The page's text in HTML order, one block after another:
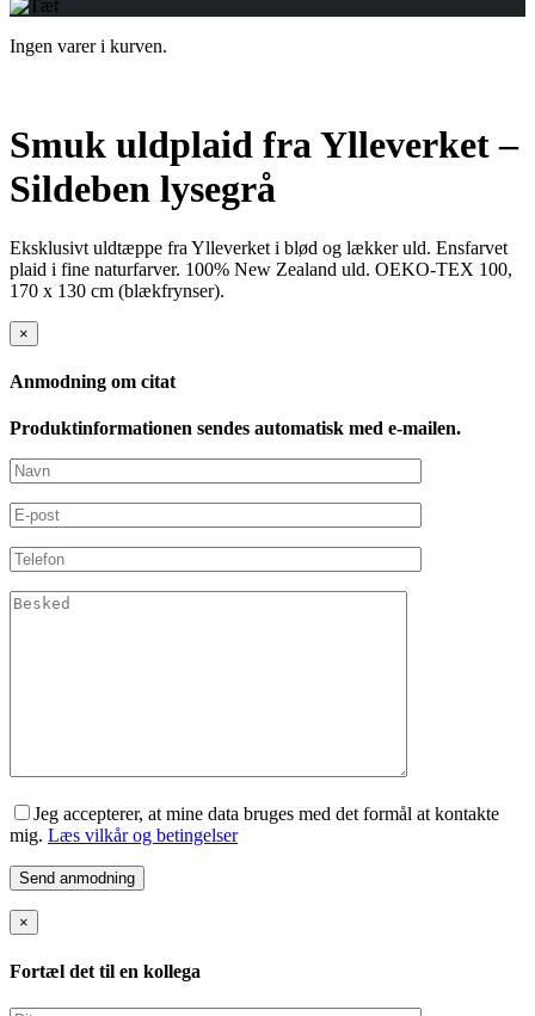
Ingen varer i kurven.
Smuk uldplaid fra Ylleverket –
Sildeben lysegrå
Eksklusivt uldtæppe fra Ylleverket i blød og lækker uld. Ensfarvet
plaid i fine naturfarver. 100% New Zealand uld. OEKO-TEX 100,
170 x 130 cm (blækfrynser).
×
Anmodning om citat
Produktinformationen sendes automatisk med e-mailen.
Jeg accepterer, at mine data bruges med det formål at kontakte
mig. Læs vilkår og betingelser
×
Fortæl det til en kollega